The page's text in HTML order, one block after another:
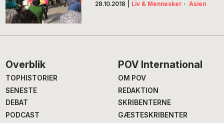
28.10.2018 Liv & Mennesker · Asien
Footer
Overblik
TOPHISTORIER
SENESTE
DEBAT
PODCAST
POV International
OM POV
REDAKTION
SKRIBENTERNE
GÆSTESKRIBENTER